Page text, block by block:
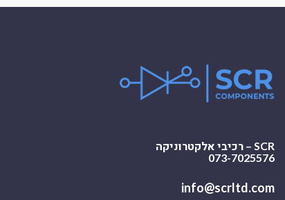
SCR – רכיבי אלקטרוניקה
073-7025576
info@scrltd.com